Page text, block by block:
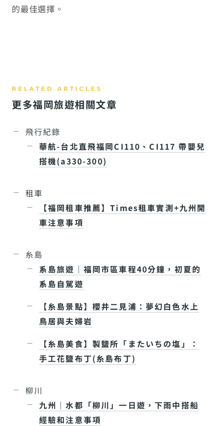
的最佳選擇。
更多福岡旅遊相關文章
飛行紀錄
華航-台北直飛福岡CI110、CI117 帶嬰兒
搭機(a330-300)
租車
【福岡租車推薦】Times租車實測+九州開
車注意事項
糸島
系島旅遊｜福岡市區車程40分鐘，初夏的
系島自駕遊
【糸島景點】櫻井二見浦：夢幻白色水上
鳥居與夫婦岩
【糸島美食】製鹽所「またいちの塩」：
手工花鹽布丁(糸島布丁)
柳川
九州｜水都「柳川」一日遊，下雨中搭船
經驗和注意事項